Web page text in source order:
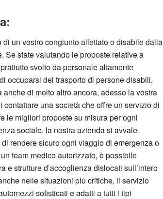
un vostro congiunto allettato o disabile dalla
Se state valutando le proposte relative a
svolto da personale altamente
occuparsi del trasporto di persone disabili,
di molto altro ancora, adesso la vostra
una società che offre un servizio di
le migliori proposte su misura per ogni
sociale, la nostra azienda si avvale
rendere sicuro ogni viaggio di emergenza o
team medico autorizzato, è possibile
strutture d’accoglienza dislocati sull’intero
nelle situazioni più critiche, il servizio
sofisticati e adatti a tutti i tipi